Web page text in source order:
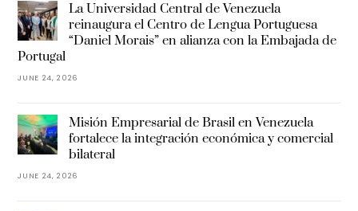
La Universidad Central de Venezuela
reinaugura el Centro de Lengua Portuguesa
“Daniel Morais” en alianza con la Embajada de
Portugal
JUNE 24, 2026
Misión Empresarial de Brasil en Venezuela
fortalece la integración económica y comercial
bilateral
JUNE 24, 2026